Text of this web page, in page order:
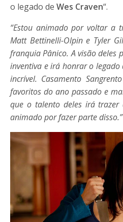
o legado deWes Craven“.
“Estou animado por voltar a
Matt Bettinelli-Olpin e Tyler
franquia Pânico. A visão deles
inventiva e irá honrar o legado
incrível. Casamento
favoritos do ano passado e
que o talento deles irá trazer
animado por fazer parte disso.”